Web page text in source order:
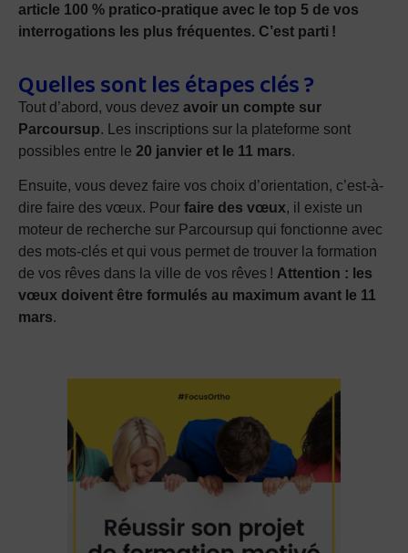
article 100 % pratico-pratique avec le top 5 de vos
interrogations les plus fréquentes. C’est parti !
Quelles sont les étapes clés ?
Tout d’abord, vous devez avoir un compte sur
Parcoursup. Les inscriptions sur la plateforme sont
possibles entre le 20 janvier et le 11 mars.
Ensuite, vous devez faire vos choix d’orientation, c’est-à-
dire faire des vœux. Pour faire des vœux, il existe un
moteur de recherche sur Parcoursup qui fonctionne avec
des mots-clés et qui vous permet de trouver la formation
de vos rêves dans la ville de vos rêves ! Attention : les
vœux doivent être formulés au maximum avant le 11
mars.